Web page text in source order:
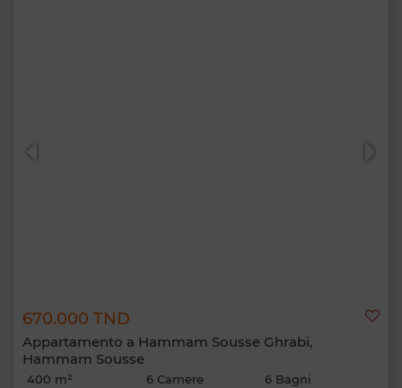
670.000 TND
Appartamento a Hammam Sousse Ghrabi,
Hammam Sousse
400 m² 6 Camere 6 Bagni